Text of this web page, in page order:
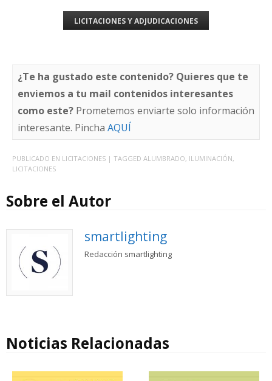
LICITACIONES Y ADJUDICACIONES
¿Te ha gustado este contenido? Quieres que te
enviemos a tu mail contenidos interesantes
como este? Prometemos enviarte solo información
interesante. Pincha AQUÍ
PUBLICADO EN LICITACIONES | TAGGED ALUMBRADO, ILUMINACIÓN,
LICITACIONES
Sobre el Autor
smartlighting
Redacción smartlighting
Noticias Relacionadas